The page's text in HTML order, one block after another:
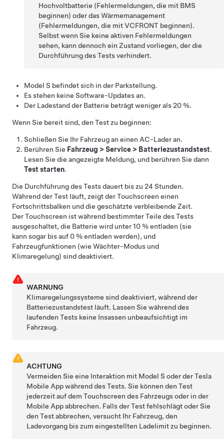
Hochvoltbatterie (Fehlermeldungen, die mit BMS
beginnen) oder das Wärmemanagement
(Fehlermeldungen, die mit VCFRONT beginnen).
Selbst wenn Sie keine aktiven Fehlermeldungen
sehen, kann dennoch ein Zustand vorliegen, der die
Durchführung des Tests verhindert.
Model S befindet sich in der Parkstellung.
Es stehen keine Software-Updates an.
Der Ladestand der Batterie beträgt weniger als 20 %.
Wenn Sie bereit sind, den Test zu beginnen:
Schließen Sie Ihr Fahrzeug an einen AC-Lader an.
Berühren Sie Fahrzeug > Service > Batteriezustandstest.
Lesen Sie die angezeigte Meldung, und berühren Sie dann
Test starten.
Die Durchführung des Tests dauert bis zu 24 Stunden.
Während der Test läuft, zeigt der Touchscreen einen
Fortschrittsbalken und die geschätzte verbleibende Zeit.
Der Touchscreen ist während bestimmter Teile des Tests
ausgeschaltet, die Batterie wird unter 10 % entladen (sie
kann sogar bis auf 0 % entladen werden), und
Fahrzeugfunktionen (wie Wächter-Modus und
Klimaregelung) sind deaktiviert.
WARNUNG
Klimaregelungssysteme sind deaktiviert, während der
Batteriezustandstest läuft. Lassen Sie während des
laufenden Tests keine Insassen unbeaufsichtigt im
Fahrzeug.
ACHTUNG
Vermeiden Sie eine Interaktion mit Model S oder der Tesla
Mobile App während des Tests. Sie können den Test
jederzeit auf dem Touchscreen des Fahrzeugs oder in der
Mobile App abbrechen. Falls der Test fehlschlägt oder Sie
den Test abbrechen, versucht Ihr Fahrzeug, den
Ladevorgang bis zum eingestellten Ladelimit zu beginnen.